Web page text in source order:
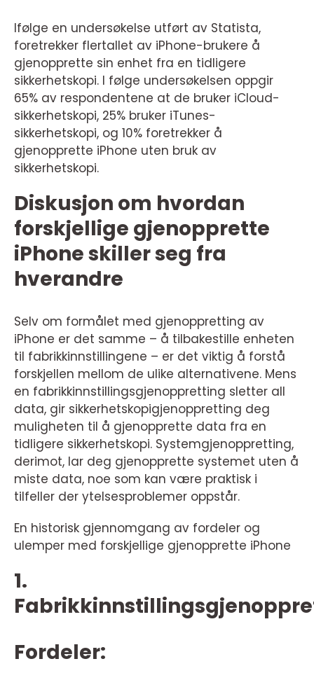
Ifølge en undersøkelse utført av Statista,
foretrekker flertallet av iPhone-brukere å
gjenopprette sin enhet fra en tidligere
sikkerhetskopi. I følge undersøkelsen oppgir
65% av respondentene at de bruker iCloud-
sikkerhetskopi, 25% bruker iTunes-
sikkerhetskopi, og 10% foretrekker å
gjenopprette iPhone uten bruk av
sikkerhetskopi.
Diskusjon om hvordan
forskjellige gjenopprette
iPhone skiller seg fra
hverandre
Selv om formålet med gjenoppretting av
iPhone er det samme – å tilbakestille enheten
til fabrikkinnstillingene – er det viktig å forstå
forskjellen mellom de ulike alternativene. Mens
en fabrikkinnstillingsgjenoppretting sletter all
data, gir sikkerhetskopigjenoppretting deg
muligheten til å gjenopprette data fra en
tidligere sikkerhetskopi. Systemgjenoppretting,
derimot, lar deg gjenopprette systemet uten å
miste data, noe som kan være praktisk i
tilfeller der ytelsesproblemer oppstår.
En historisk gjennomgang av fordeler og
ulemper med forskjellige gjenopprette iPhone
1.
Fordeler: